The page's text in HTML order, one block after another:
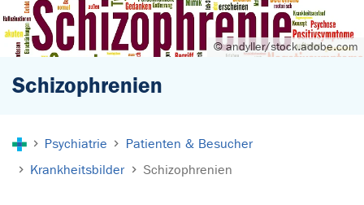
© andyller/stock.adobe.com
Schizophrenien
Psychiatrie
Patienten & Besucher
Krankheitsbilder
Schizophrenien